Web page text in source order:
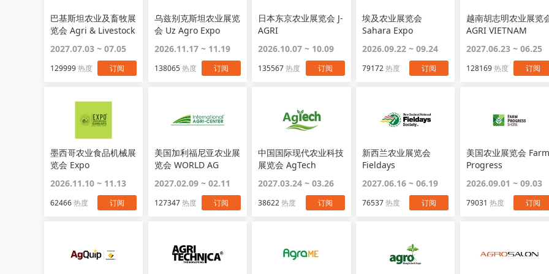
巴基斯坦农业及畜牧展
览会 Agri & Livestock
2027.07.03 ~ 07.05
129999热度 订阅
乌兹别克斯坦农业展览
会 Uz Agro Expo
2026.11.17 ~ 11.19
138065热度 订阅
日本东京农业展览会 J-
AGRI
2026.10.07 ~ 10.09
135567热度 订阅
埃及农业展览会
Sahara Expo
2026.09.22 ~ 09.24
79172热度 订阅
越南胡志明农业展览
AGRI VIETNAM
2027.06.23 ~ 06.25
128169热度 订阅
墨西哥农业食品机械展
览会 Expo
Guanajuato
2026.11.10 ~ 11.13
62466热度 订阅
美国加利福尼亚农业展
览会 WORLD AG
2027.02.09 ~ 02.11
127347热度 订阅
中国国际现代农业科技
展览会 AgTech
2027.03.24 ~ 03.26
38622热度 订阅
新西兰农业展览会
Fieldays
2027.06.16 ~ 06.19
76537热度 订阅
美国农业展览会 Farm
Progress
2026.09.01 ~ 09.03
79031 热度 订阅